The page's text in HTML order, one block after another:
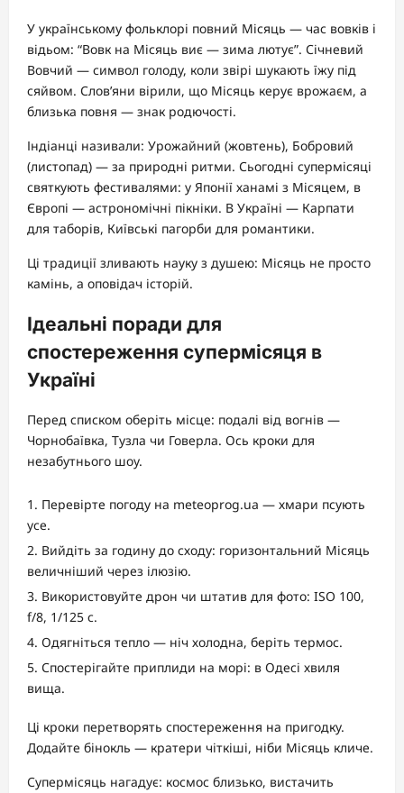
У українському фольклорі повний Місяць — час вовків і
відьом: “Вовк на Місяць виє — зима лютує”. Січневий
Вовчий — символ голоду, коли звірі шукають їжу під
сяйвом. Слов’яни вірили, що Місяць керує врожаєм, а
близька повня — знак родючості.
Індіанці називали: Урожайний (жовтень), Бобровий
(листопад) — за природні ритми. Сьогодні супермісяці
святкують фестивалями: у Японії ханамі з Місяцем, в
Європі — астрономічні пікніки. В Україні — Карпати
для таборів, Київські пагорби для романтики.
Ці традиції зливають науку з душею: Місяць не просто
камінь, а оповідач історій.
Ідеальні поради для
спостереження супермісяця в
Україні
Перед списком оберіть місце: подалі від вогнів —
Чорнобаївка, Тузла чи Говерла. Ось кроки для
незабутнього шоу.
Перевірте погоду на meteoprog.ua — хмари псують
усе.
Вийдіть за годину до сходу: горизонтальний Місяць
величніший через ілюзію.
Використовуйте дрон чи штатив для фото: ISO 100,
f/8, 1/125 с.
Одягніться тепло — ніч холодна, беріть термос.
Спостерігайте приплиди на морі: в Одесі хвиля
вища.
Ці кроки перетворять спостереження на пригодку.
Додайте бінокль — кратери чіткіші, ніби Місяць кличе.
Супермісяць нагадує: космос близько, вистачить